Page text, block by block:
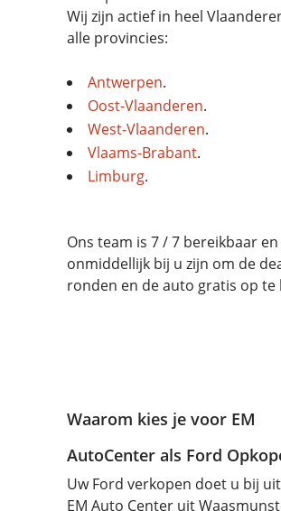
Wij zijn actief in heel
alle provincies:
Antwerpen.
Oost-Vlaanderen.
West-Vlaanderen.
Vlaams-Brabant.
Limburg.
Ons team is 7 / 7 bereikbaar
onmiddellijk bij u zijn om de
ronden en de auto gratis op te
Waarom kies je voor EM
AutoCenter als Ford
Uw Ford verkopen doet u bij
EM Auto Center uit